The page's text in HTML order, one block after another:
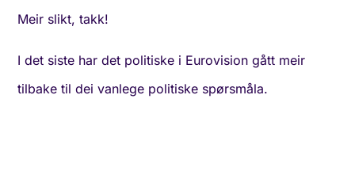
Meir slikt, takk!
I det siste har det politiske i Eurovision gått meir
tilbake til dei vanlege politiske spørsmåla.